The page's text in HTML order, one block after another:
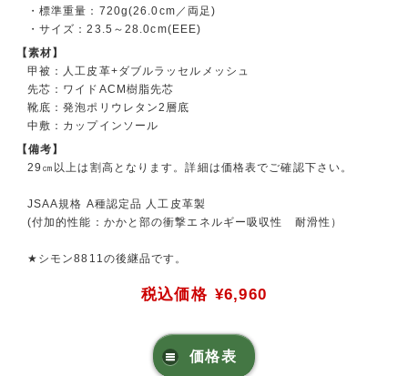
・標準重量：720g(26.0cm／両足)
・サイズ：23.5～28.0cm(EEE)
【素材】
甲被：人工皮革+ダブルラッセルメッシュ
先芯：ワイドACM樹脂先芯
靴底：発泡ポリウレタン2層底
中敷：カップインソール
【備考】
29㎝以上は割高となります。詳細は価格表でご確認下さい。
JSAA規格 A種認定品 人工皮革製
(付加的性能：かかと部の衝撃エネルギー吸収性 耐滑性）
★シモン8811の後継品です。
税込価格 ¥6,960
価格表